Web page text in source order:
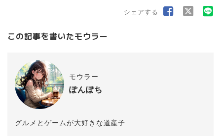
シェアする
この記事を書いたモウラー
モウラー
ぽんぽち
グルメとゲームが大好きな道産子